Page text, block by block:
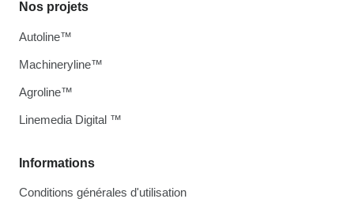
Informations
Conditions générales d'utilisation
Nos projets
Autoline™
Machineryline™
Agroline™
Linemedia Digital ™